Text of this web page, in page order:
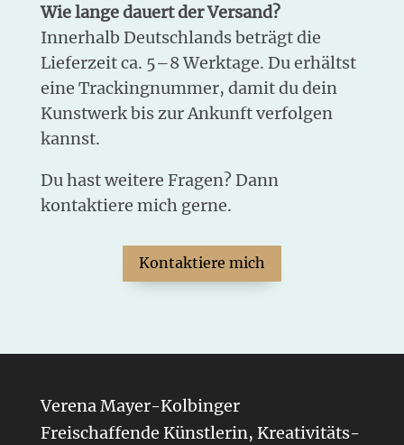
Wie lange dauert der Versand?
Innerhalb Deutschlands beträgt die
Lieferzeit ca. 5–8 Werktage. Du erhältst
eine Trackingnummer, damit du dein
Kunstwerk bis zur Ankunft verfolgen
kannst.
Du hast weitere Fragen? Dann
kontaktiere mich gerne.
Kontaktiere mich
Verena Mayer-Kolbinger
Freischaffende Künstlerin, Kreativitäts-